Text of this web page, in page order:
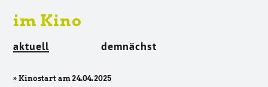
im Kino
aktuell demnächst
» Kinostart am 24.04.2025